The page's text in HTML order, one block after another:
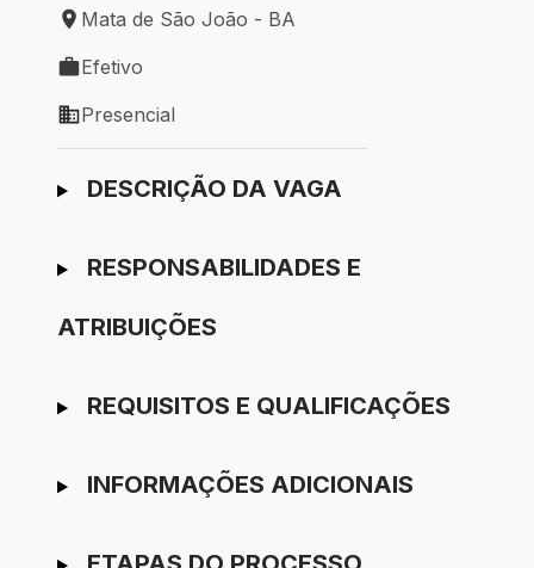
Local de trabalho: Mata de São João - BA
Mata de São João - BA
Tipo de vaga: Efetivo
Efetivo
Modelo de trabalho: Presencial
Presencial
Ir para candidatura
DESCRIÇÃO DA VAGA
RESPONSABILIDADES E
ATRIBUIÇÕES
REQUISITOS E QUALIFICAÇÕES
INFORMAÇÕES ADICIONAIS